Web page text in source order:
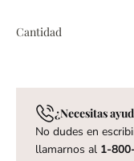
Cantidad
¿Necesitas
No dudes en
llamarnos al 1-